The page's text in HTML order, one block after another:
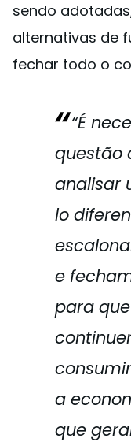
sendo
alternativas de
fechar todo o
“É
questão
analisar
lo
e
para
a
que